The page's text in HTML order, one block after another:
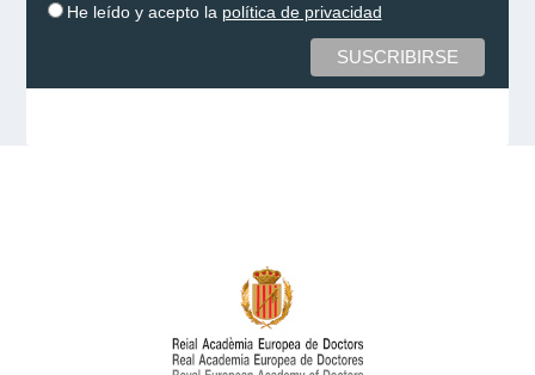
He leído y acepto la política de privacidad